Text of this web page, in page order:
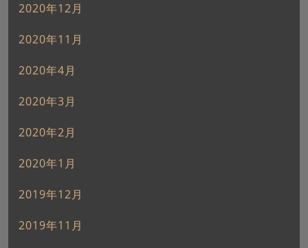
2020年12月
2020年11月
2020年4月
2020年3月
2020年2月
2020年1月
2019年12月
2019年11月